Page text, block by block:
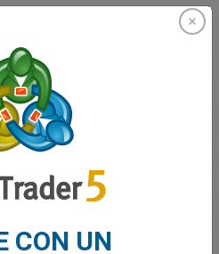
de trading
CON UN